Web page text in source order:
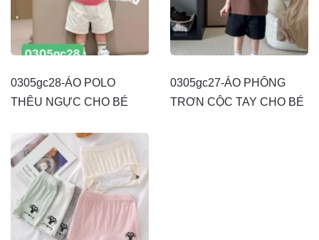
0305gc28-ÁO POLO
THÊU NGỰC CHO BÉ
0305gc27-ÁO PHÔNG
TRƠN CỘC TAY CHO BÉ